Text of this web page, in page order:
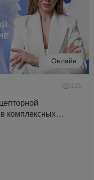
Онлайн
131
комплексных